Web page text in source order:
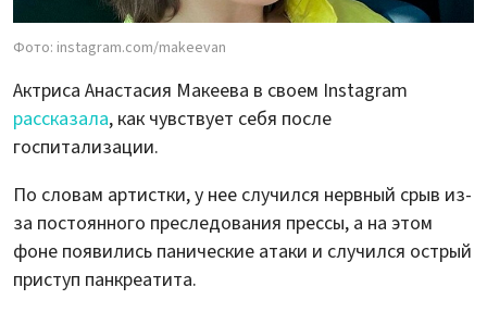
Фото: instagram.com/makeevan
Актриса Анастасия Макеева в своем Instagram
рассказала, как чувствует себя после
госпитализации.
По словам артистки, у нее случился нервный срыв из-
за постоянного преследования прессы, а на этом
фоне появились панические атаки и случился острый
приступ панкреатита.